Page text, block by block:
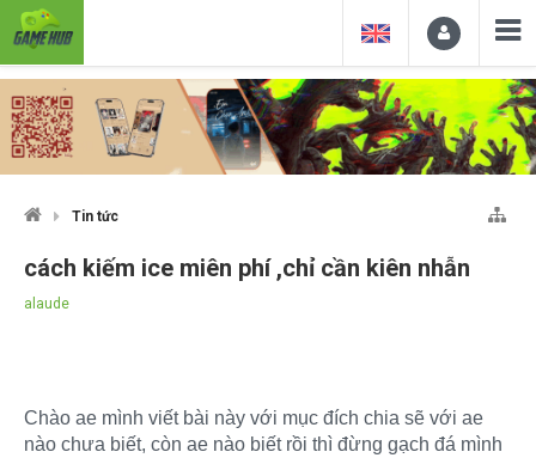
Tin tức
cách kiếm ice miên phí ,chỉ cần kiên nhẫn
alaude
Chào ae mình viết bài này với mục đích chia sẽ với ae
nào chưa biết, còn ae nào biết rồi thì đừng gạch đá mình